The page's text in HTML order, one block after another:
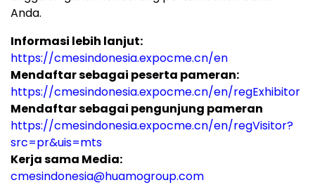
Anda.
Informasi lebih lanjut:
https://cmesindonesia.expocme.cn/en
Mendaftar sebagai peserta pameran:
https://cmesindonesia.expocme.cn/en/regExhibitor
Mendaftar sebagai pengunjung pameran
https://cmesindonesia.expocme.cn/en/regVisitor?
src=pr&uis=mts
Kerja sama Media:
cmesindonesia@huamogroup.com